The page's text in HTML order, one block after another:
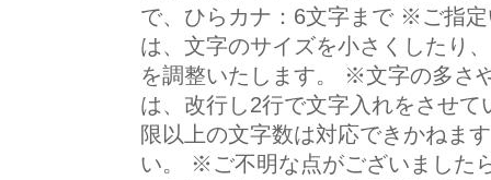
で、ひらカナ：6文字まで ※ご指
は、文字のサイズを小さくしたり
を調整いたします。 ※文字の多さ
は、改行し2行で文字入れをさせ
限以上の文字数は対応できかねま
い。 ※ご不明な点がございました